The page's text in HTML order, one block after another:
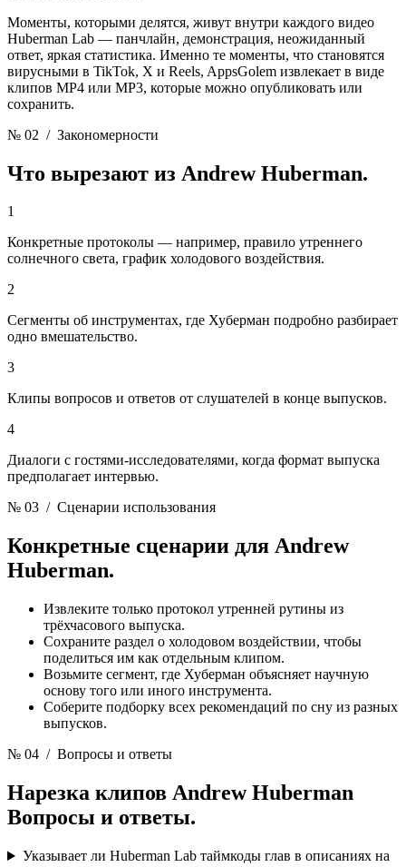
Моменты, которыми делятся, живут внутри каждого видео
Huberman Lab — панчлайн, демонстрация, неожиданный
ответ, яркая статистика. Именно те моменты, что становятся
вирусными в TikTok, X и Reels, AppsGolem извлекает в виде
клипов MP4 или MP3, которые можно опубликовать или
сохранить.
№ 02 / Закономерности
Что вырезают из Andrew Huberman.
1
Конкретные протоколы — например, правило утреннего
солнечного света, график холодового воздействия.
2
Сегменты об инструментах, где Хуберман подробно разбирает
одно вмешательство.
3
Клипы вопросов и ответов от слушателей в конце выпусков.
4
Диалоги с гостями-исследователями, когда формат выпуска
предполагает интервью.
№ 03 / Сценарии использования
Конкретные сценарии для Andrew
Huberman.
Извлеките только протокол утренней рутины из
трёхчасового выпуска.
Сохраните раздел о холодовом воздействии, чтобы
поделиться им как отдельным клипом.
Возьмите сегмент, где Хуберман объясняет научную
основу того или иного инструмента.
Соберите подборку всех рекомендаций по сну из разных
выпусков.
№ 04 / Вопросы и ответы
Нарезка клипов Andrew Huberman
Вопросы и ответы.
Указывает ли Huberman Lab таймкоды глав в описаниях на